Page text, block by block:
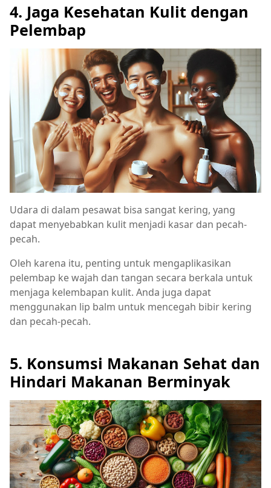
4. Jaga Kesehatan Kulit dengan
Pelembap
Udara di dalam pesawat bisa sangat kering, yang
dapat menyebabkan kulit menjadi kasar dan pecah-
pecah.
Oleh karena itu, penting untuk mengaplikasikan
pelembap ke wajah dan tangan secara berkala untuk
menjaga kelembapan kulit. Anda juga dapat
menggunakan lip balm untuk mencegah bibir kering
dan pecah-pecah.
5. Konsumsi Makanan Sehat dan
Hindari Makanan Berminyak